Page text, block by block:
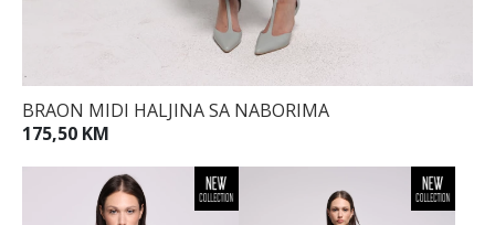
BRAON MIDI HALJINA SA NABORIMA
175,50 KM